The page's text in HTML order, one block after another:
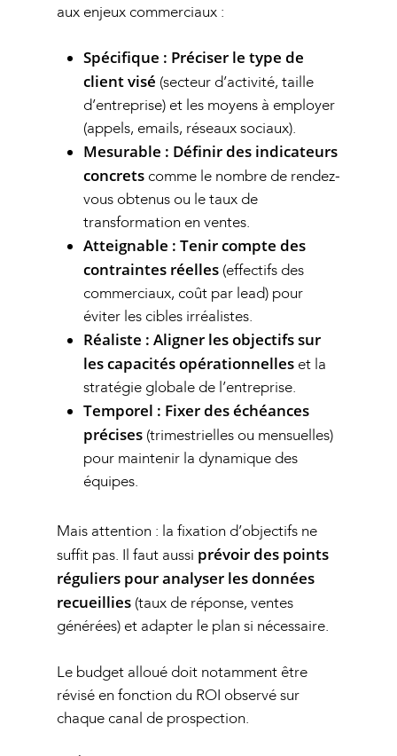
aux enjeux commerciaux :
Spécifique : Préciser le type de
client visé (secteur d’activité, taille
d’entreprise) et les moyens à employer
(appels, emails, réseaux sociaux).
Mesurable : Définir des indicateurs
concrets comme le nombre de rendez-
vous obtenus ou le taux de
transformation en ventes.
Atteignable : Tenir compte des
contraintes réelles (effectifs des
commerciaux, coût par lead) pour
éviter les cibles irréalistes.
Réaliste : Aligner les objectifs sur
les capacités opérationnelles et la
stratégie globale de l’entreprise.
Temporel : Fixer des échéances
précises (trimestrielles ou mensuelles)
pour maintenir la dynamique des
équipes.
Mais attention : la fixation d’objectifs ne
suffit pas. Il faut aussi prévoir des points
réguliers pour analyser les données
recueillies (taux de réponse, ventes
générées) et adapter le plan si nécessaire.
Le budget alloué doit notamment être
révisé en fonction du ROI observé sur
chaque canal de prospection.